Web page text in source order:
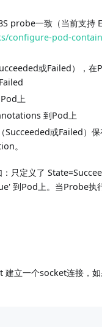
probe一致（当前支持
configure-pod-
或Failed），
上
到Pod上
Succeeded或Failed）
。
只定义了
到Pod上。当Probe执
立一个socket连接，